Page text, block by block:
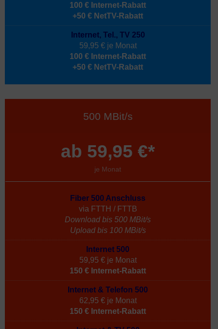
100 € Internet-Rabatt
+50 € NetTV-Rabatt
Internet, Tel., TV 250
59,95 € je Monat
100 € Internet-Rabatt
+50 € NetTV-Rabatt
500 MBit/s
ab 59,95 €*
je Monat
Fiber 500 Anschluss
via FTTH / FTTB
Download bis 500 MBit/s
Upload bis 100 MBit/s
Internet 500
59,95 € je Monat
150 € Internet-Rabatt
Internet & Telefon 500
62,95 € je Monat
150 € Internet-Rabatt